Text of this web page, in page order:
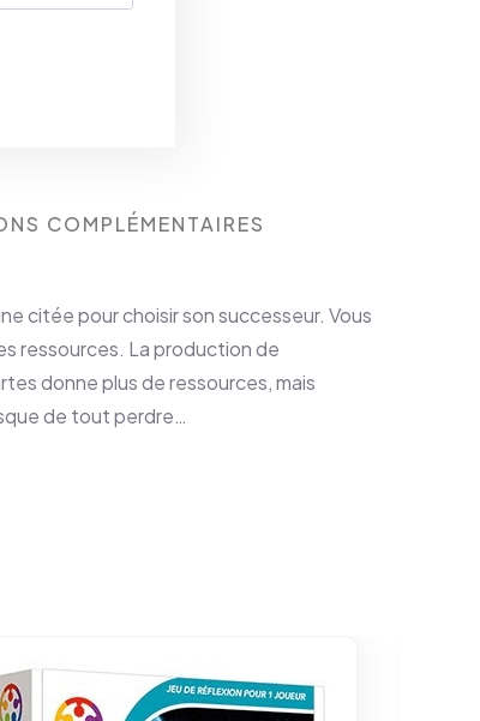
COMPLÉMENTAIRES
citée pour choisir son successeur. Vous
ressources. La production de
donne plus de ressources, mais
de tout perdre…